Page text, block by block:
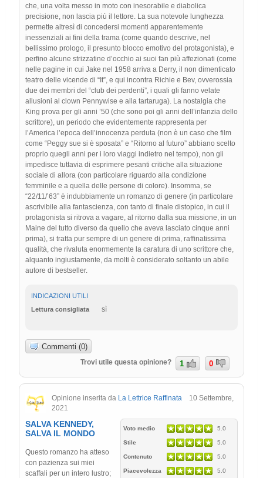
che, una volta messo in moto con inesorabile e diabolica
precisione, non lascia più il lettore. La sua notevole lunghezza
permette altresì di concedersi momenti apparentemente
inessenziali ai fini della trama (come quando descrive, nel
bellissimo prologo, il presunto blocco emotivo del protagonista), e
perfino alcune strizzatine d’occhio ai suoi fan più affezionati (come
nelle pagine in cui Jake nel 1958 arriva a Derry, il non dimenticato
teatro delle vicende di “It”, e qui incontra Richie e Bev, ovverossia
due dei membri del “club dei perdenti”, i quali gli fanno velate
allusioni al clown Pennywise e alla tartaruga). La nostalgia che
King prova per gli anni ’50 (che sono poi gli anni dell’infanzia dello
scrittore), un periodo che evidentemente rappresenta per
l’America l’epoca dell’innocenza perduta (non è un caso che film
come “Peggy sue si è sposata” e “Ritorno al futuro” abbiano scelto
proprio quegli anni per i loro viaggi indietro nel tempo), non gli
impedisce tuttavia di esprimere pesanti critiche alla situazione
sociale di allora (con particolare riguardo alla condizione
femminile e a quella delle persone di colore). Insomma, se
“22/11/’63” è indubbiamente un romanzo di genere (in particolare
ascrivibile alla fantascienza, con tanto di finale distopico, in cui il
protagonista si ritrova a vagare, al ritorno dalla sua missione, in un
Maine del tutto diverso da quello che aveva lasciato cinque anni
prima), si tratta pur sempre di un genere di prima, raffinatissima
qualità, che rivaluta enormemente la caratura di uno scrittore che,
alquanto ingiustamente, da molti è considerato soltanto un abile
autore di bestseller.
INDICAZIONI UTILI
Lettura consigliata
sì
Commenti (0)
Trovi utile questa opinione? 1 0
Opinione inserita da La Lettrice Raffinata 10 Settembre,
2021
Voto medio 5.0
Stile 5.0
Contenuto 5.0
Piacevolezza 5.0
SALVA KENNEDY,
SALVA IL MONDO
Questo romanzo ha atteso
con pazienza sui miei
scaffali per un intero lustro;